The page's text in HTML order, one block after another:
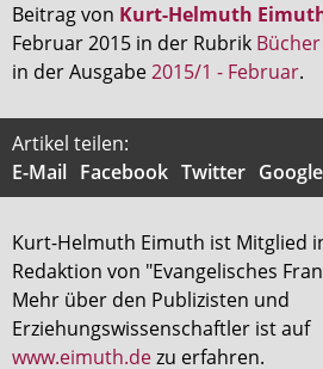
Beitrag von Kurt-Helmuth
Februar 2015 in der Rubrik
in der Ausgabe2015/1 - Februar.
Artikel teilen:
E-Mail Facebook Twitter
Kurt-Helmuth Eimuth ist Mitglied
Redaktion von "Evangelisches
Mehr über den Publizisten und
Erziehungswissenschaftler ist auf
www.eimuth.dezu erfahren.